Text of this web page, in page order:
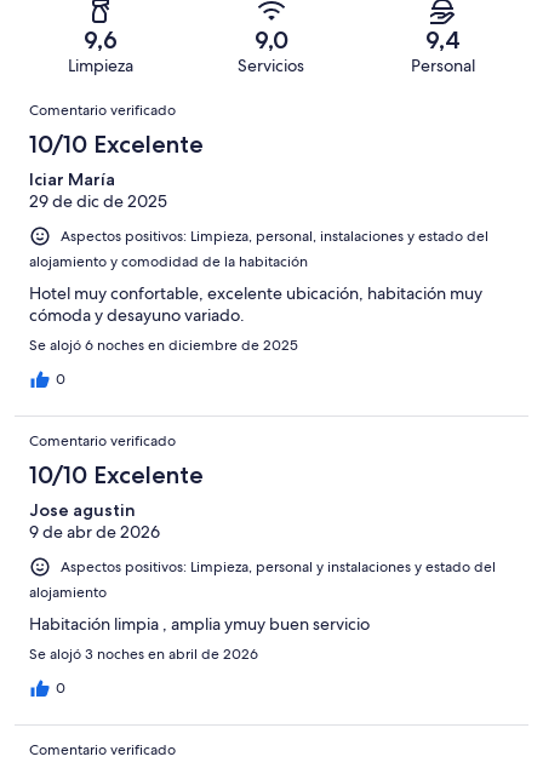
puntuación
puntuación
Bueno
puntuación
Normal
una
puntuación
Mediocre
985
una
puntuación
de
9,6
Limpieza
9,0
Servicios
9,4
Personal
Comentarios
Comentario verificado
10/10 Excelente
Iciar María
29 de dic de 2025
Aspectos positivos: Limpieza, personal, instalaciones y estado del
alojamiento y comodidad de la habitación
Hotel muy confortable, excelente ubicación, habitación muy
cómoda y desayuno variado.
Se alojó 6 noches en diciembre de 2025
0
Comentario verificado
10/10 Excelente
Jose agustin
9 de abr de 2026
Aspectos positivos: Limpieza, personal y instalaciones y estado del
alojamiento
Habitación limpia , amplia ymuy buen servicio
Se alojó 3 noches en abril de 2026
0
Comentario verificado